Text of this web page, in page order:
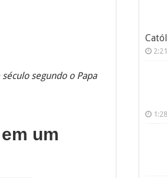
segundo o Papa
um